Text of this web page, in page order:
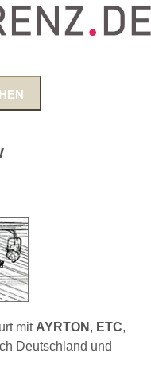
mit AYRTON , ETC,
Deutschland und